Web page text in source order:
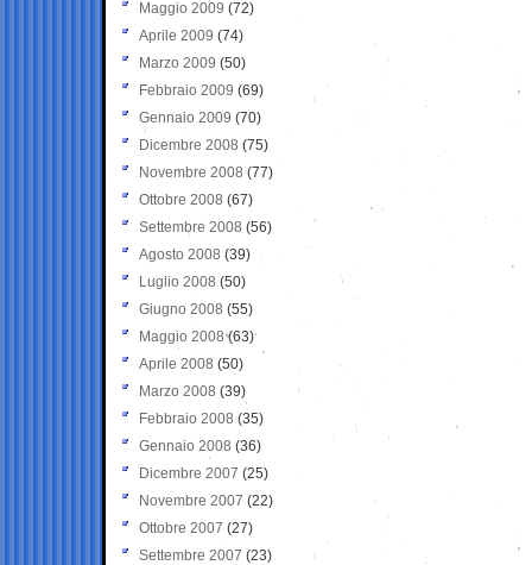
Maggio 2009 (72)
Aprile 2009 (74)
Marzo 2009 (50)
Febbraio 2009 (69)
Gennaio 2009 (70)
Dicembre 2008 (75)
Novembre 2008 (77)
Ottobre 2008 (67)
Settembre 2008 (56)
Agosto 2008 (39)
Luglio 2008 (50)
Giugno 2008 (55)
Maggio 2008(63)
Aprile 2008 (50)
Marzo 2008 (39)
Febbraio 2008 (35)
Gennaio 2008 (36)
Dicembre 2007 (25)
Novembre 2007 (22)
Ottobre 2007 (27)
Settembre 2007 (23)